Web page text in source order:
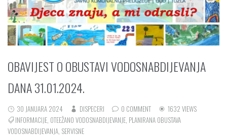
OBAVIJEST O OBUSTAVI VODOSNABDIJEVANJA
DANA 31.01.2024.
30 JANUARA 2024 DISPECERI 0 COMMENT
1632 VIEWS
INFORMACIJE, OTEEŽANO VODOSNABDIJEVANJE, PLANIRANA OBUSTAVA
VODOSNABDIJEVANJA, SERVISNE